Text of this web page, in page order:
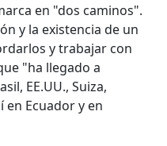
en "dos caminos".
y la existencia de un
y trabajar con
"ha llegado a
EE.UU., Suiza,
en Ecuador y en